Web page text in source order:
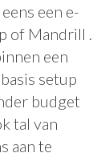
een e-
of Mandrill .
een
setup
budget
tal van
aan te